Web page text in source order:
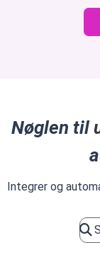
Nøglen til
Integrer og